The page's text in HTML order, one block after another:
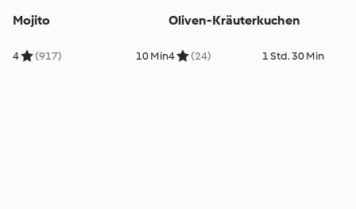
Mojito
4 (917) 10 Min
Oliven-Kräuterkuchen
4 (24) 1 Std. 30 Min